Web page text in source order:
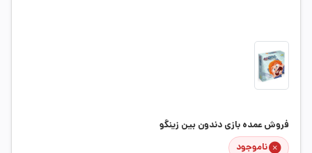
فروش عمده بازی دندون بین زینگو
ناموجود